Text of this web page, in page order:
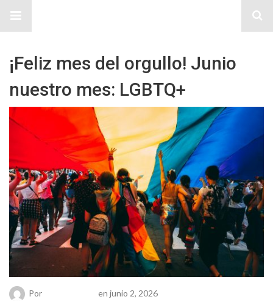
¡Feliz mes del orgullo! Junio
nuestro mes: LGBTQ+
Por en junio 2, 2026